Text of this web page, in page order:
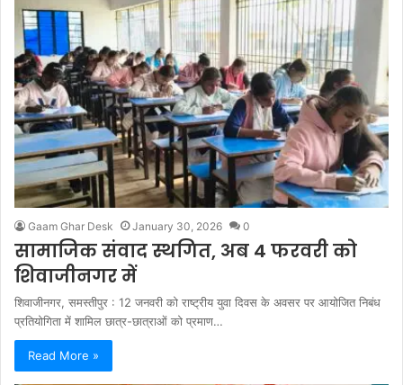
Gaam Ghar Desk January 30, 2026 0
सामाजिक संवाद स्थगित, अब 4 फरवरी को
शिवाजीनगर में
शिवाजीनगर, समस्तीपुर : 12 जनवरी को राष्ट्रीय युवा दिवस के अवसर पर आयोजित निबंध
प्रतियोगिता में शामिल छात्र-छात्राओं को प्रमाण…
Read More »